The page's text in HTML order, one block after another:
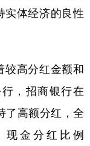
实体经济的良性
高分红金额和
，招商银行在
了高额分红，全
现金分红比例